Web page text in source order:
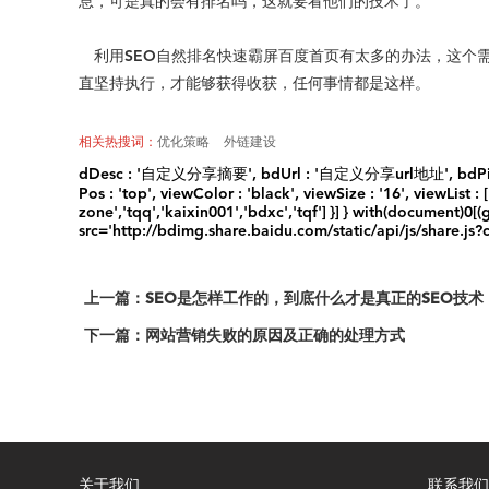
利用SEO自然排名快速霸屏百度首页有太多的办法，这个
直坚持执行，才能够获得收获，任何事情都是这样。
相关热搜词： 优化策略 外链建设
dDesc : '自定义分享摘要', bdUrl : '自定义分享url地址',
Pos : 'top', viewColor : 'black', viewSize : '16', viewList
zone','tqq','kaixin001','bdxc','tqf'] }] }
src='http://bdimg.share.baidu.com/static/api/js/
上一篇：SEO是怎样工作的，到底什么才是真正的SEO技术
下一篇：网站营销失败的原因及正确的处理方式
关于我们 联系我们